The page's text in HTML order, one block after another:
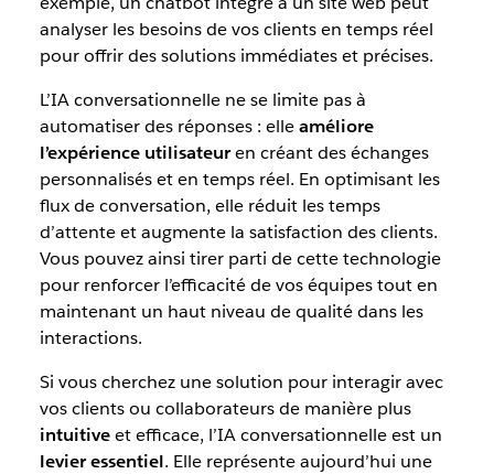
analyser les besoins de vos clients en temps réel
pour offrir des solutions immédiates et précises.
L’IA conversationnelle ne se limite pas à
automatiser des réponses : elleaméliore
l’expérience utilisateuren créant des échanges
personnalisés et en temps réel. En optimisant les
flux de conversation, elle réduit les temps
d’attente et augmente la satisfaction des clients.
Vous pouvez ainsi tirer parti de cette technologie
pour renforcer l’efficacité de vos équipes tout en
maintenant un haut niveau de qualité dans les
interactions.
Si vous cherchez une solution pour interagir avec
vos clients ou collaborateurs de manière plus
intuitiveet efficace, l’IA conversationnelle est un
levier essentiel. Elle représente aujourd’hui une